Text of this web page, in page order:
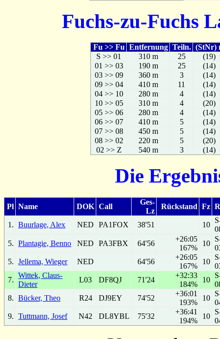
Fuchs-zu-Fuchs
Fu >> Fu Entfernung Teiln. (StNr)
S >> 01
310 m 25
(19)
01 >> 03
190 m 25
(14)
03 >> 09
360 m 3
(14)
09 >> 04
410 m 11
(14)
04 >> 10
280 m 4
(14)
10 >> 05
310 m 4
(20)
05 >> 06
280 m 4
(14)
06 >> 07
410 m 5
(14)
07 >> 08
450 m 5
(14)
08 >> 02
220 m 5
(20)
02 >> Z
540 m 3 (14)
Die
Pl Name DOK Call
Ges-
Lz
Rückstand Fz
1. Buurlage, Alex NED PA1FOX 38'51 10
5.
Plantagie, Benno NED PA3FBX 64'56
+26:05
167%
10
5.
Jellema, Wieger NED 64'56
+26:05
167%
10
7.
Wittek, Claus-
Dieter
L03 DF8QJ 71'24
+32:33
184%
10
8.
Bücker, Theo R24 DJ9EY 74'52
+36:01
193%
10
9.
Tuttmann, Josef N42 DL8YBL 75'32
+36:41
194%
10